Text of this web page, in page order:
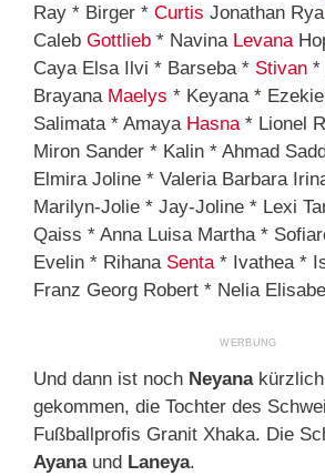
Ray * Birger * Curtis Jonathan
Caleb Gottlieb * Navina Levana
Caya Elsa Ilvi * Barseba * Stivan *
Brayana Maelys * Keyana *
Salimata * Amaya Hasna * Lionel
Miron Sander * Kalin * Ahmad
Elmira Joline * Valeria Barbara
Marilyn-Jolie * Jay-Joline * Lexi
Qaiss * Anna Luisa Martha *
Evelin * Rihana Senta * Ivathea *
Franz Georg Robert * Nelia
Und dann ist noch Neyana
gekommen, die Tochter des
Fußballprofis Granit Xhaka. Die
Ayanaund Laneya.